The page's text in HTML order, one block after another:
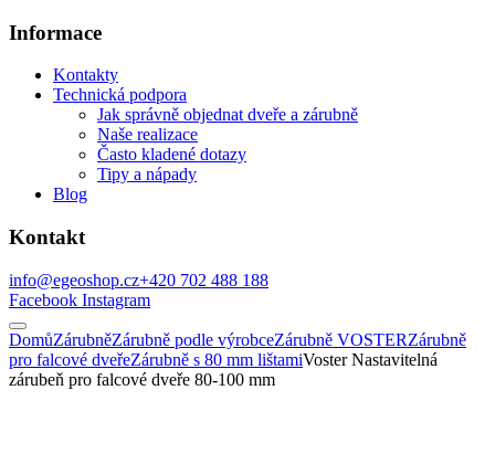
Informace
Kontakty
Technická podpora
Jak správně objednat dveře a zárubně
Naše realizace
Často kladené dotazy
Tipy a nápady
Blog
Kontakt
info@egeoshop.cz+420 702 488 188
Facebook Instagram
DomůZárubněZárubně podle výrobceZárubně VOSTERZárubně
pro falcové dveřeZárubně s 80 mm lištamiVoster Nastavitelná
zárubeň pro falcové dveře 80-100 mm